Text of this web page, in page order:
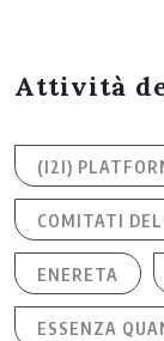
Attività
(I2I)
COMITATI
ENERETA
ESSENZA